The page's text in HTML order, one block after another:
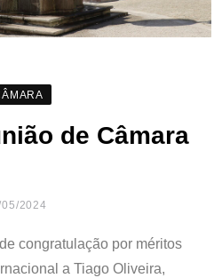
de Câmara
2024
congratulação por méritos
a Tiago Oliveira,